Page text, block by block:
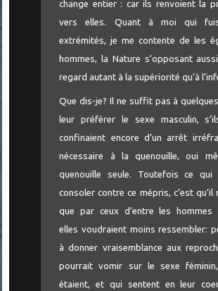
change entier : car ils renvoient la
vers elles. Quant à moi qui
extrémités, je me contente de les
hommes, la Nature s’opposant
regard autant à la supériorité qu’à
Que dis-je? Il ne suffit pas à
leur préférer le sexe masculin,
confinaient encore d’un arrêt
nécessaire à la quenouille, oui
quenouille seule. Toutefois ce qui
consoler contre ce mépris, c’est qu’il
que par ceux d’entre les hommes
elles voudraient moins ressembler:
à donner vraisemblance aux
pourrait vomir sur le sexe
étaient, et qui sentent en leur